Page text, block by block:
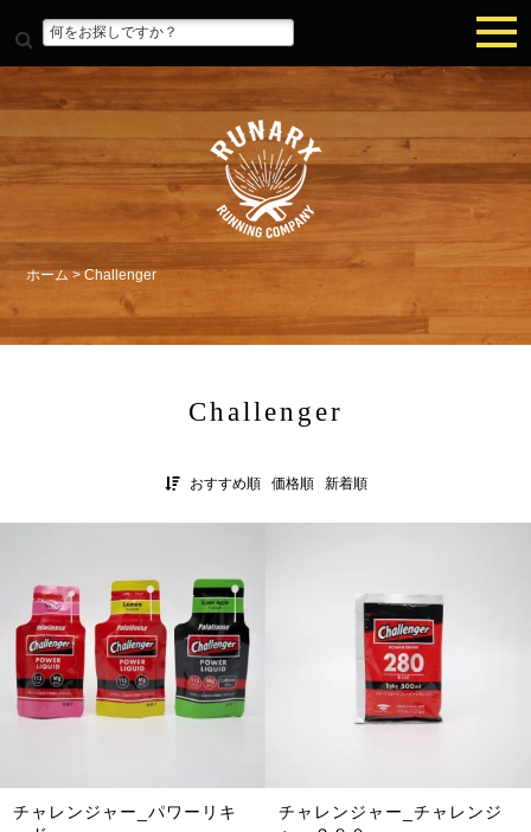
ホーム>Challenger
Challenger
おすすめ順 価格順 新着順
チャレンジャー_パワーリキ
チャレンジャー_チャレンジ